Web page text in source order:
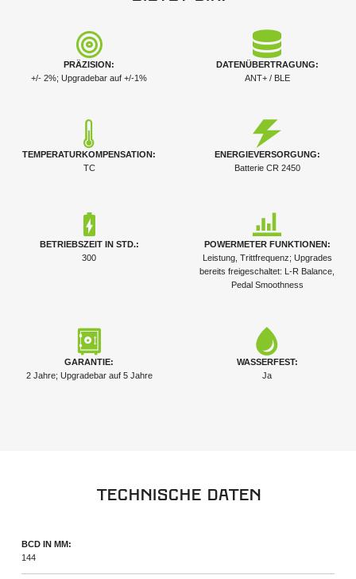
PRÄZISION:
+/- 2%; Upgradebar auf +/-1%
DATENÜBERTRAGUNG:
ANT+ / BLE
TEMPERATURKOMPENSATION:
TC
ENERGIEVERSORGUNG:
Batterie CR 2450
BETRIEBSZEIT IN STD.:
300
POWERMETER FUNKTIONEN:
Leistung, Trittfrequenz; Upgrades
bereits freigeschaltet: L-R Balance,
Pedal Smoothness
GARANTIE:
2 Jahre; Upgradebar auf 5 Jahre
WASSERFEST:
Ja
Technische Daten
BCD IN MM:
144